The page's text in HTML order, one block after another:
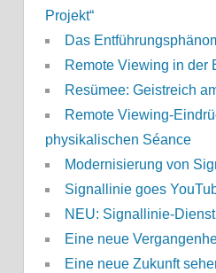
Projekt“
Das
Remote Viewing in der
Resümee: Geistreich
Remote Viewing-
physikalischen Séance
Modernisierung von
Signallinie goes
NEU: Signallinie-
Eine neue
Eine neue Zukunft